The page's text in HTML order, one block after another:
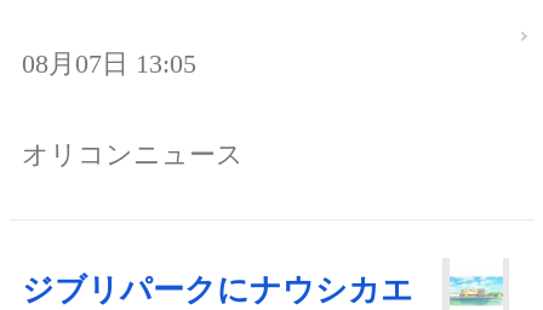
08月07日 13:05
オリコンニュース
ジブリパークにナウシカエ